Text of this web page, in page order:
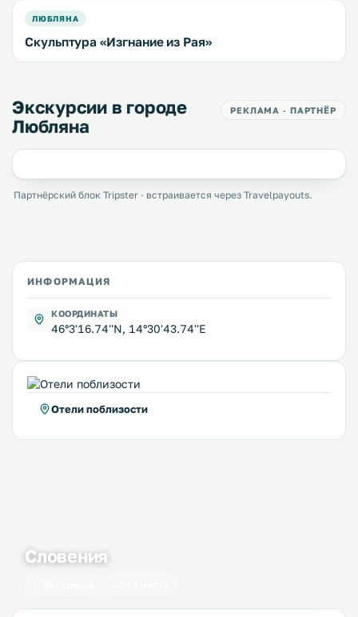
ЛЮБЛЯНА
Скульптура «Изгнание из Рая»
Экскурсии в городе
Любляна
РЕКЛАМА · ПАРТНЁР
Партнёрский блок Tripster · встраивается через Travelpayouts.
ИНФОРМАЦИЯ
КООРДИНАТЫ
46°3'16.74''N, 14°30'43.74''E
Отели поблизости
Словения